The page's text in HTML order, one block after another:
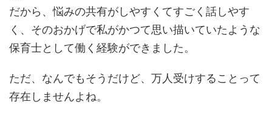
だから、悩みの共有がしやすくてすごく話しやす
く、そのおかげで私がかつて思い描いていたような
保育士として働く経験ができました。
ただ、なんでもそうだけど、万人受けすることって
存在しませんよね。